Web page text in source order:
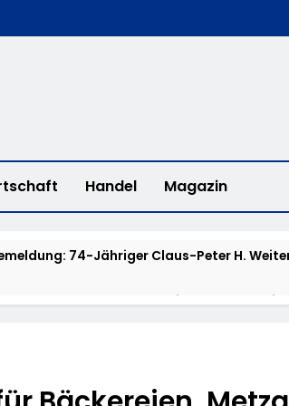
Handel Magazin
74-Jähriger Claus-Peter H.
Des Main-Taunus-
Fahrzeuge Und Getuntes E-Bike